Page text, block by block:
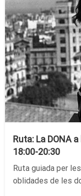
Ruta: La DONA
18:00-20:30
Ruta guiada per
oblidades de les